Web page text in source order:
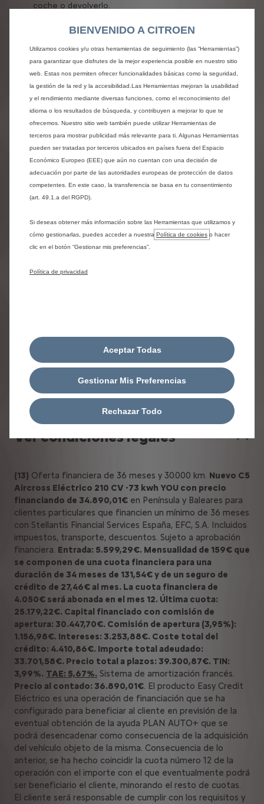
coche o devolverlo.
Renting
Con una única mensualidad, tienes un coche
nuevo y múltiples servicios incluidos: seguro,
asistencia, mantenimiento, impuestos y más.
financiación de tu vehículo incluyendo una cuota
por el importe de la eventual ayuda Plan Auto+ al
momento en el que previsiblemente ya hayas
podido percibir ese importe en caso de que haya
sido concedido, minorando así el resto de cuotas.
Ver condiciones legales
(13) Oferta financiera de 36 meses y 30.000 km. Nuevo C5
Aircross Eléctrico 210 CV -73 kwh YOU con precio
financiando de 34.890,01€ en Península y Baleares para
clientes particulares que financien un mínimo de 36 meses
con Stellantis Financial Services España, EFC, S.A. Incluidos
impuestos, transporte, descuentos. Sujeto a aprobación
financiera. Entrada: 5.599,29€. Mensualidad de 159€ que
se componen de una cuota financiera para una
duración de 34 meses de 131,54€ y de un seguro de
crédito de 27,46€ al mes. La cuota financiera de
4.050€ será abonada en el mes 12. Última cuota:
25.179,22€. Capital financiado con comisión de
apertura: 30.447,70€. Comisión de apertura (3,95%):
1.156,98€. Intereses: 3.253,88€. Coste total del
crédito: 4.410,86€. Importe total adeudado:
33.701,58€. Precio total a plazos: 39.300,87€. TIN:
3,99%. TAE: 5,67%. Sistema de amortización francés.
Precio al contado: 36.890,01€. El producto Easy Credit
Eléctrico es una operación de financiación que se ha
configurado para beneficiar al cliente en previsión de la
eventual obtención de la ayuda PLAN AUTO+ que se
podrá desencadenar como consecuencia de la adquisición
del vehículo objeto de la misma. Consecuencia de lo
anterior, se ha hecho coincidir la cuota número 12 de la
operación con el importe con el que eventualmente podrá
ser beneficiario el cliente, minorando el resto de cuotas.
El cliente será responsable de cumplir con los requisitos y
BIENVENIDO A CITROEN
Utilizamos cookies y/u otras herramientas de seguimiento (las “Herramientas”)
para garantizar que disfrutes de la mejor experiencia posible en nuestro sitio
web. Estas nos permiten ofrecer funcionalidades básicas como la seguridad,
la gestión de la red y la accesibilidad.Las Herramientas mejoran la usabilidad
y el rendimiento mediante diversas funciones, como el reconocimiento del
idioma o los resultados de búsqueda, y contribuyen a mejorar lo que te
ofrecemos. Nuestro sitio web también puede utilizar Herramientas de
terceros para mostrar publicidad más relevante para ti. Algunas Herramientas
pueden ser tratadas por terceros ubicados en países fuera del Espacio
Económico Europeo (EEE) que aún no cuentan con una decisión de
adecuación por parte de las autoridades europeas de protección de datos
competentes. En este caso, la transferencia se basa en tu consentimiento
(art. 49.1.a del RGPD).
Si deseas obtener más información sobre las Herramientas que utilizamos y
cómo gestionarlas, puedes acceder a nuestra Política de cookies o hacer
clic en el botón “Gestionar mis preferencias”.
Política de privacidad
Gestionar Mis Preferencias
Aceptar Todas
Rechazar Todo